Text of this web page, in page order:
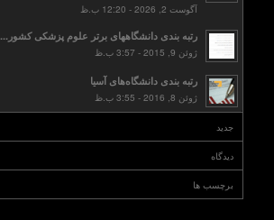
آگوست 2, 2026 - 12:20 ب.ظ
رتبه بندی دانشگاههای برتر علوم پزشکی کشور...
ژوئن 9, 2015 - 3:57 ب.ظ
رتبه بندی دانشگاه‌های آسیا
ژوئن 8, 2016 - 3:55 ب.ظ
جدید
دیدگاه
برچسب ها